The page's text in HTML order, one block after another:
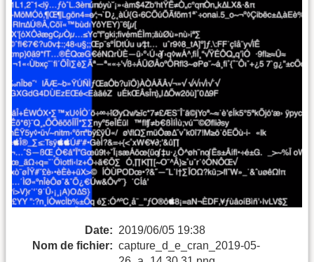
Date: 2019/06/05 19:38
Nom de fichier: capture_d_e_cran_2019-05-